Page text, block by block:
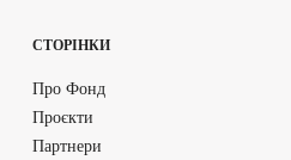
СТОРІНКИ
Про Фонд
Проєкти
Партнери